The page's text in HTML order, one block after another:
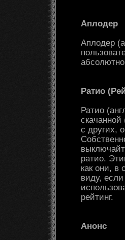
Аплодер
Аплодер
Ратио
Ратио
с других,
ратио.
как они, в
виду,
рейтинг.
Анонс